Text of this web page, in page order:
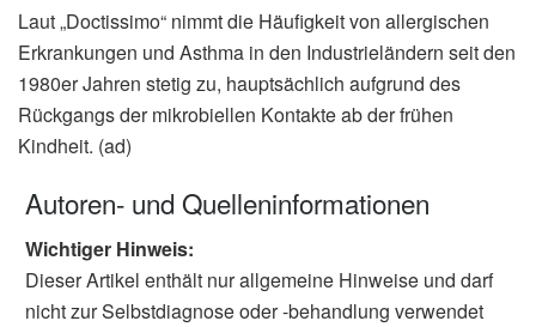
Laut „Doctissimo“ nimmt die Häufigkeit von allergischen
Erkrankungen und Asthma in den Industrieländern seit den
1980er Jahren stetig zu, hauptsächlich aufgrund des
Rückgangs der mikrobiellen Kontakte ab der frühen
Kindheit. (ad)
Autoren- und Quelleninformationen
Wichtiger Hinweis:
Dieser Artikel enthält nur allgemeine Hinweise und darf
nicht zur Selbstdiagnose oder -behandlung verwendet